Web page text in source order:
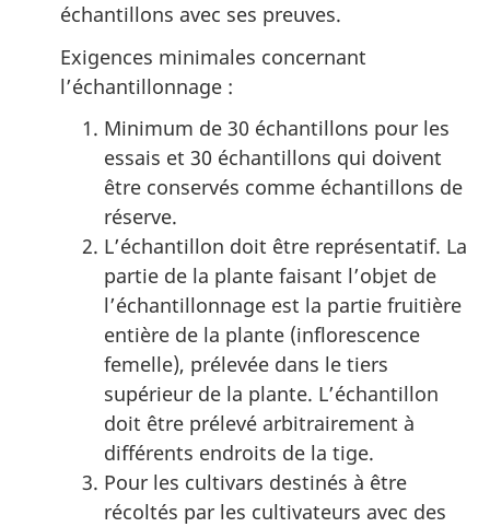
échantillons avec ses preuves.
Exigences minimales concernant
l’échantillonnage :
Minimum de 30 échantillons pour les
essais et 30 échantillons qui doivent
être conservés comme échantillons de
réserve.
L’échantillon doit être représentatif. La
partie de la plante faisant l’objet de
l’échantillonnage est la partie fruitière
entière de la plante (inflorescence
femelle), prélevée dans le tiers
supérieur de la plante. L’échantillon
doit être prélevé arbitrairement à
différents endroits de la tige.
Pour les cultivars destinés à être
récoltés par les cultivateurs avec des